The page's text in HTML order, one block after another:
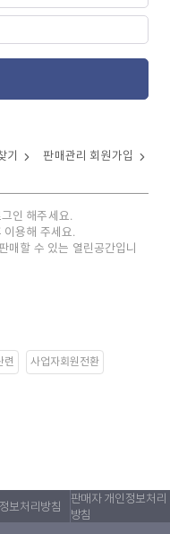
기 판매관리 회원가입
인 해주세요.
이용해 주세요.
매할 수 있는 열린공간입니
련 사업자회원전환
보처리방침
판매자 개인정보처리
방침